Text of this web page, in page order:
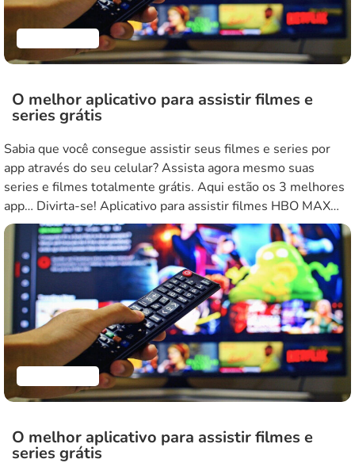
O melhor aplicativo para assistir filmes e
series grátis
Sabia que você consegue assistir seus filmes e series por
app através do seu celular? Assista agora mesmo suas
series e filmes totalmente grátis. Aqui estão os 3 melhores
app… Divirta-se! Aplicativo para assistir filmes HBO MAX
Quando se trata de encontrar o melhor aplicativo para
assistir filmes e séries, o HBO Max é um […]
O melhor aplicativo para assistir filmes e
series grátis